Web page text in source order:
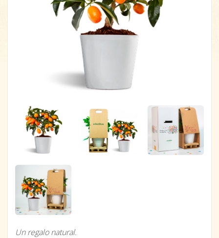
Un regalo natural.